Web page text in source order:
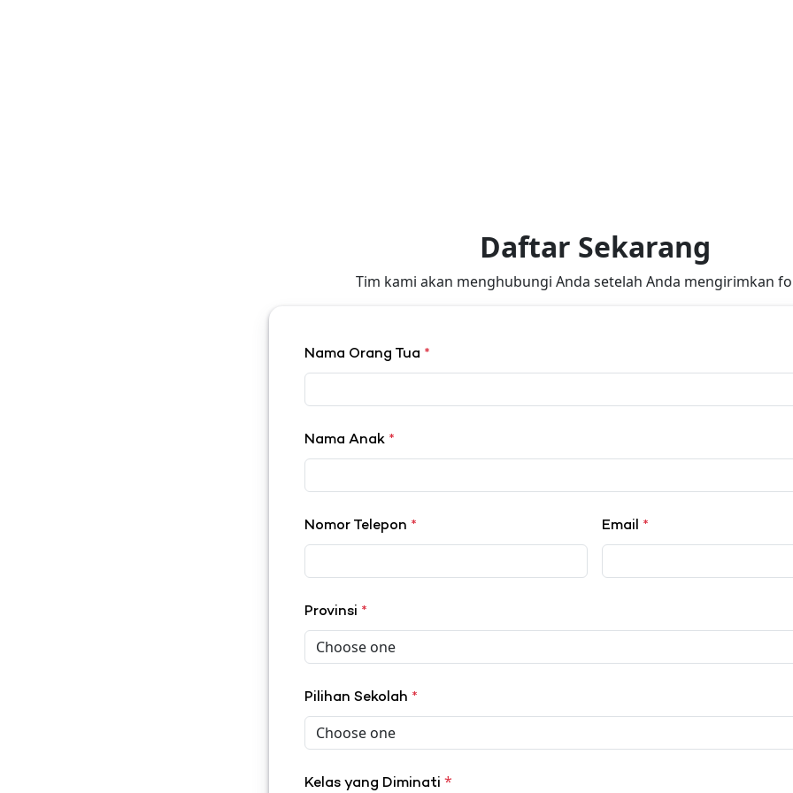
Daftar Sekarang
Tim kami akan menghubungi Anda setelah Anda mengirimkan
Nama Orang Tua *
Nama Anak *
Nomor Telepon * Email *
Provinsi *
Pilihan Sekolah *
Kelas yang Diminati *